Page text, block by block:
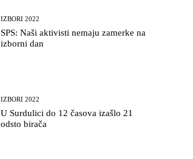
IZBORI 2022
SPS: Naši aktivisti nemaju zamerke na
izborni dan
IZBORI 2022
U Surdulici do 12 časova izašlo 21
odsto birača